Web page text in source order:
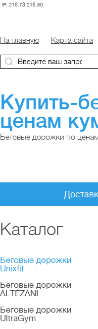
На главную Карта сайта
Купить-
ценам
Беговые дорожки по
Каталог
Беговые дорожки
Unixfit
Беговые дорожки
ALTEZANI
Беговые дорожки
UltraGym
IP: 216.73.216.50